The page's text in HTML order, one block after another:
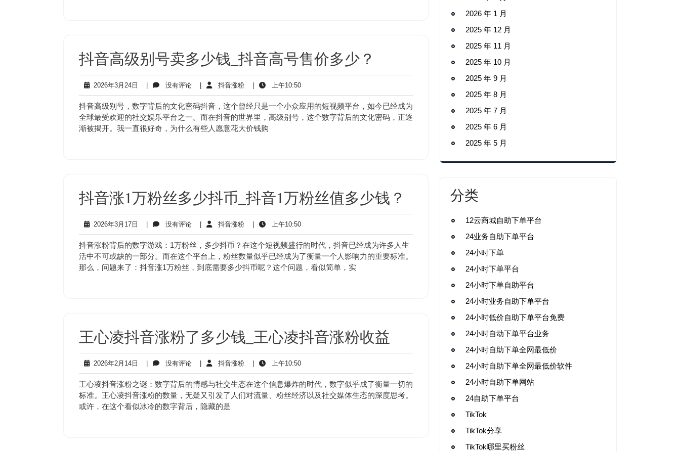
抖音高级别号卖多少钱_抖音高号售价多少？
2026年3月24日
2026
年
3
月
24
日
没有评论没
有
评
抖音涨粉抖
音
涨
粉
上午10:50上
午
10:50
抖音高级别号，数字背后的文化密码抖音，这个曾经只是一个小众应用的短视频平台，如今已经成为
全球最受欢迎的社交娱乐平台之一。而在抖音的世界里，高级别号，这个数字背后的文化密码，正逐
渐被揭开。我一直很好奇，为什么有些人愿意花大价钱购
抖音涨1万粉丝多少抖币_抖音1万粉丝值多少钱？
2026年3月17日
2026
年
3
月
17
日
没有评论没
有
评
论
抖音涨粉抖
音
涨
粉
上午10:50上
午
10:50
抖音涨粉背后的数字游戏：1万粉丝，多少抖币？在这个短视频盛行的时代，抖音已经成为许多人生
活中不可或缺的一部分。而在这个平台上，粉丝数量似乎已经成为了衡量一个人影响力的重要标准。
那么，问题来了：抖音涨1万粉丝，到底需要多少抖币呢？这个问题，看似简单，实
王心凌抖音涨粉了多少钱_王心凌抖音涨粉收益
2026年2月14日
2026
年
2
月
14
日
没有评论没
有
评
论
抖音涨粉抖
音
涨
粉
上午10:50上
午
10:50
王心凌抖音涨粉之谜：数字背后的情感与社交生态在这个信息爆炸的时代，数字似乎成了衡量一切的
标准。王心凌抖音涨粉的数量，无疑又引发了人们对流量、粉丝经济以及社交媒体生态的深度思考。
或许，在这个看似冰冷的数字背后，隐藏的是
2026 年 1 月
2025 年 12 月
2025 年 11 月
2025 年 10 月
2025 年 9 月
2025 年 8 月
2025 年 7 月
2025 年 6 月
2025 年 5 月
分类
12云商城自助下单平台
24业务自助下单平台
24小时下单
24小时下单平台
24小时下单自助平台
24小时业务自助下单平台
24小时低价自助下单平台免费
24小时自动下单平台业务
24小时自助下单全网最低价
24小时自助下单全网最低价软件
24小时自助下单网站
24自助下单平台
TikTok
TikTok分享
TikTok哪里买粉丝